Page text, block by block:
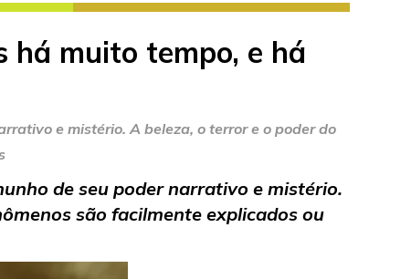
muito tempo, e há
e mistério. A beleza, o terror e o poder do
de seu poder narrativo e mistério.
são facilmente explicados ou